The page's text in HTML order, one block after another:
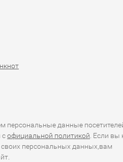
на сельском
и туризме. Рупия является
последние годы экономика
служат средствами
культурные
персональные данные
софициальной политикой. Если вы
своих персональных данных,вам